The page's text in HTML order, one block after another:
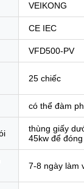
VEIKONG
CE IEC
VFD500-PV
25 chiếc
có thể đàm
thùng giấy
45kw để
7-8 ngày làm